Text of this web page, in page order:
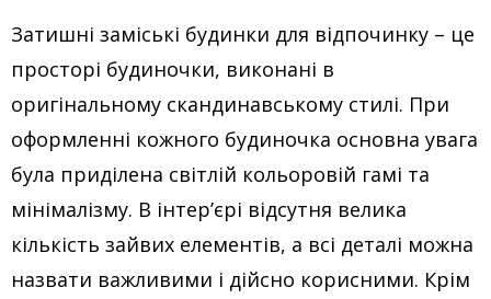
Затишні заміські будинки для відпочинку – це
просторі будиночки, виконані в
оригінальному скандинавському стилі. При
оформленні кожного будиночка основна увага
була приділена світлій кольоровій гамі та
мінімалізму. В інтер’єрі відсутня велика
кількість зайвих елементів, а всі деталі можна
назвати важливими і дійсно корисними. Крім